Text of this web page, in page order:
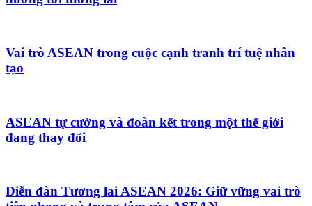
Vai trò ASEAN trong cuộc cạnh tranh trí tuệ nhân
tạo
ASEAN tự cường và đoàn kết trong một thế giới
đang thay đổi
Diễn đàn Tương lai ASEAN 2026: Giữ vững vai trò